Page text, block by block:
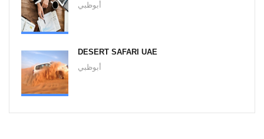
أبوظبي
DESERT SAFARI UAE
أبوظبي